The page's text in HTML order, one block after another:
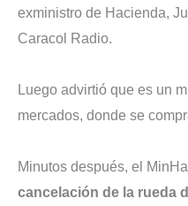
exministro de Hacienda,
Caracol Radio.
Luego advirtió que es un
mercados, donde se
Minutos después, el
cancelación de la rueda